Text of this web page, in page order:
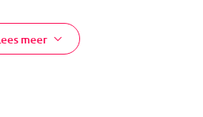
32 cm
meer